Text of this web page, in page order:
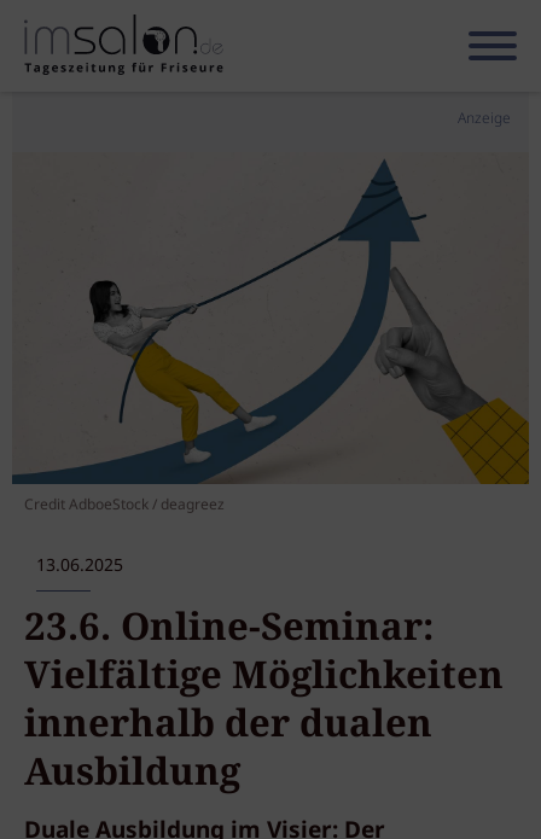
Anzeige
Credit AdboeStock / deagreez
13.06.2025
23.6. Online-Seminar:
Vielfältige Möglichkeiten
innerhalb der dualen
Ausbildung
Duale Ausbildung im Visier: Der